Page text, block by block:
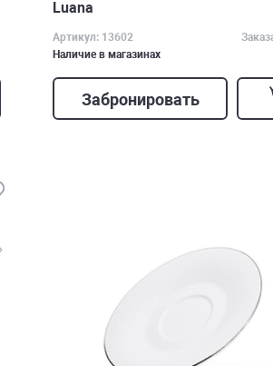
Luana
Артикул: 13602
Наличие в магазинах
Забронировать